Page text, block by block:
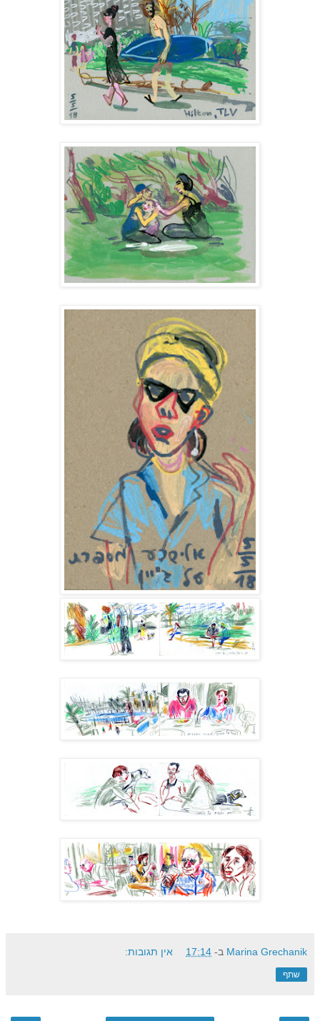
Marina Grechanik ב- 17:14 אין תגובות:
שתף